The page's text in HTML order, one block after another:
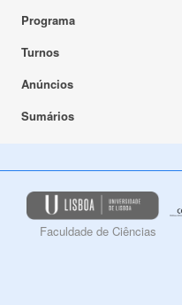
Programa
Turnos
Anúncios
Sumários
Faculdade de Ciências